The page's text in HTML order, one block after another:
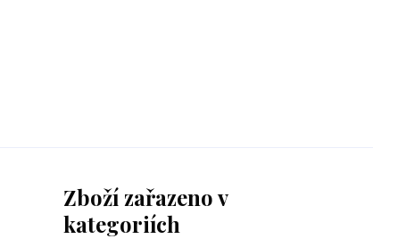
Zboží zařazeno v
kategoriích